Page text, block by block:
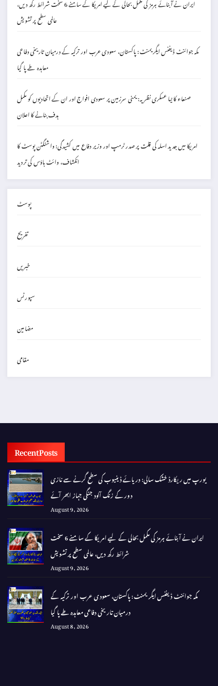
ایران نے آبنائے ہرمز کی مکمل بحالی کے لیے امریکا کے سامنے 6 سخت شرائط رکھ دیں،
عالمی سطح پر تشویش
مکہ جوائنٹ ڈیفنس ایگریمنٹ: پاکستان، سعودی عرب اور ترکیہ کے درمیان تاریخی دفاعی
معاہدہ طے پا گیا
صنعاء کا نیا عسکری نظریہ: یمنی سرزمین پر سعودی افواج اور ان کے اتحادیوں کو مکمل
ہدف بنانے کا اعلان
امریکا میں جدید اسلہ کی قلت پر صدر ٹرمپ اور وزیر دفاع میں کشیدگی: واشنگٹن پوسٹ کا
انکشاف، وائٹ ہاؤس کی تردید
پوسٹ
تفریح
خبریں
سپورٹس
مضامین
مقامی
Recent Posts
یورپ میں ریکارڈ خشک سالی: دریائے ڈینیوب کی سطح گرنے سے نازی
دور کے زنگ آلود جنگی جہاز ابھر آئے
August 9, 2026
ایران نے آبنائے ہرمز کی مکمل بحالی کے لیے امریکا کے سامنے 6 سخت
شرائط رکھ دیں، عالمی سطح پر تشویش
August 9, 2026
مکہ جوائنٹ ڈیفنس ایگریمنٹ: پاکستان، سعودی عرب اور ترکیہ کے
درمیان تاریخی دفاعی معاہدہ طے پا گیا
August 8, 2026